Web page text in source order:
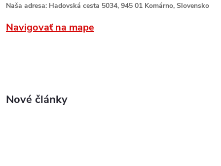
Naša adresa: Hadovská cesta 5034, 945 01 Komárno, Slovensko
Navigovať na mape
Nové články